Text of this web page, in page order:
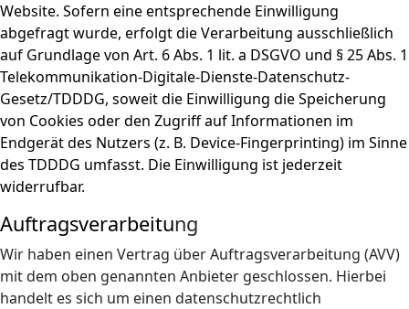
Website. Sofern eine entsprechende Einwilligung
abgefragt wurde, erfolgt die Verarbeitung ausschließlich
auf Grundlage von Art. 6 Abs. 1 lit. a DSGVO und § 25 Abs. 1
Telekommunikation-Digitale-Dienste-Datenschutz-
Gesetz/TDDDG, soweit die Einwilligung die Speicherung
von Cookies oder den Zugriff auf Informationen im
Endgerät des Nutzers (z. B. Device-Fingerprinting) im Sinne
des TDDDG umfasst. Die Einwilligung ist jederzeit
widerrufbar.
Auftragsverarbeitung
Wir haben einen Vertrag über Auftragsverarbeitung (AVV)
mit dem oben genannten Anbieter geschlossen. Hierbei
handelt es sich um einen datenschutzrechtlich